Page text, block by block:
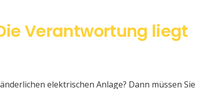
Verantwortung liegt
elektrischen Anlage? Dann müssen Sie